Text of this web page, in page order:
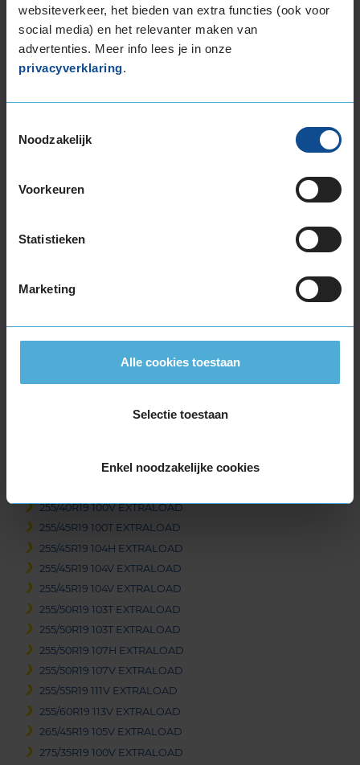
websiteverkeer, het bieden van extra functies (ook voor
social media) en het relevanter maken van
advertenties. Meer info lees je in onze
privacyverklaring.
Noodzakelijk
Voorkeuren
Statistieken
Marketing
Alle cookies toestaan
Selectie toestaan
Enkel noodzakelijke cookies
225/40R19 93W EXTRALOAD
225/40R19 93W EXTRALOAD
225/50R19 100V EXTRALOAD
235/35R19 91W EXTRALOAD
235/40R19 96V EXTRALOAD
235/50R19 103V EXTRALOAD
235/50R19 99T EXTRALOAD
235/55R19 105H EXTRALOAD
235/55R19 105V EXTRALOAD
235/55R19 105V EXTRALOAD
235/60R19 107T EXTRALOAD
245/50R19 105H EXTRALOAD
255/40R19 100V EXTRALOAD
255/45R19 100T EXTRALOAD
255/45R19 104H EXTRALOAD
255/45R19 104V EXTRALOAD
255/45R19 104V EXTRALOAD
255/50R19 103T EXTRALOAD
255/50R19 103T EXTRALOAD
255/50R19 107H EXTRALOAD
255/50R19 107V EXTRALOAD
255/55R19 111V EXTRALOAD
255/60R19 113V EXTRALOAD
265/45R19 105V EXTRALOAD
275/35R19 100V EXTRALOAD